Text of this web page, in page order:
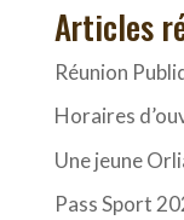
Articles
Réunion
Horaires
Une jeune
Pass Sport